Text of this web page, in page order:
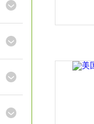
液可